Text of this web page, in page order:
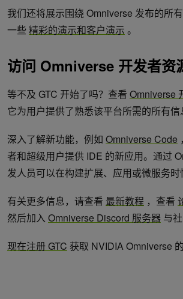
我们还将展示围绕 Omniverse 发布的所
一些精彩的演示和客户演示 。
访问 Omniverse 开发者资
等不及 GTC 开始了吗？查看 Omniverse
它为用户提供了熟悉该平台所需的所有信
深入了解新功能，例如 Omniverse Code
者和超级用户提供 IDE 的新应用。通过
发人员可以在构建扩展、应用或微服务时
有关更多信息，请查看 最新教程 ，查看
然后加入 Omniverse Discord 服务器 与
现在注册 GTC 获取 NVIDIA Omniverse